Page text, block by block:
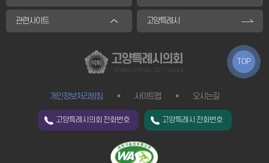
TOP
관련사이트 고양특례시
고양특례시의회
GOYANG SPECIAL CITY COUNCIL
개인정보처리방침 사이트맵 오시는길
고양특례시의회 전화번호 고양특례시 전화번호